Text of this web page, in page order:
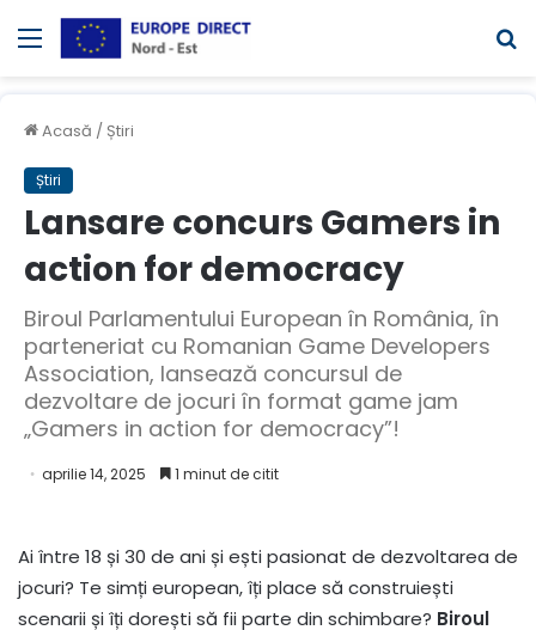
Meniul
Acasă / Știri
Știri
Lansare concurs Gamers in
action for democracy
Biroul Parlamentului European în România, în
parteneriat cu Romanian Game Developers
Association, lansează concursul de
dezvoltare de jocuri în format game jam
„Gamers in action for democracy”!
aprilie 14, 2025 1 minut de citit
Ai între 18 și 30 de ani și ești pasionat de dezvoltarea de
jocuri? Te simți european, îți place să construiești
scenarii și îți dorești să fii parte din schimbare? Biroul